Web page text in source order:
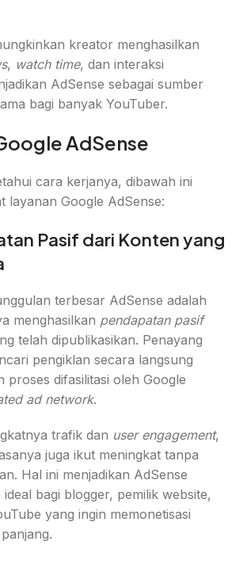
kreator menghasilkan
, watch time, dan interaksi
AdSense sebagai sumber
bagi banyak YouTuber.
AdSense
cara kerjanya, dibawah ini
layanan Google AdSense:
Pasif dari Konten yang
terbesar AdSense adalah
menghasilkan pendapatan pasif
telah dipublikasikan. Penayang
pengiklan secara langsung
proses difasilitasi oleh Google
ad network.
trafik dan user engagement,
juga ikut meningkat tanpa
Hal ini menjadikan AdSense
ideal bagi blogger, pemilik website,
yang ingin memonetisasi